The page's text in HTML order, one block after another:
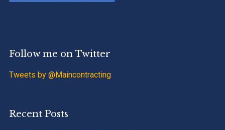
Follow me on Twitter
Tweets by @Maincontracting
Recent Posts